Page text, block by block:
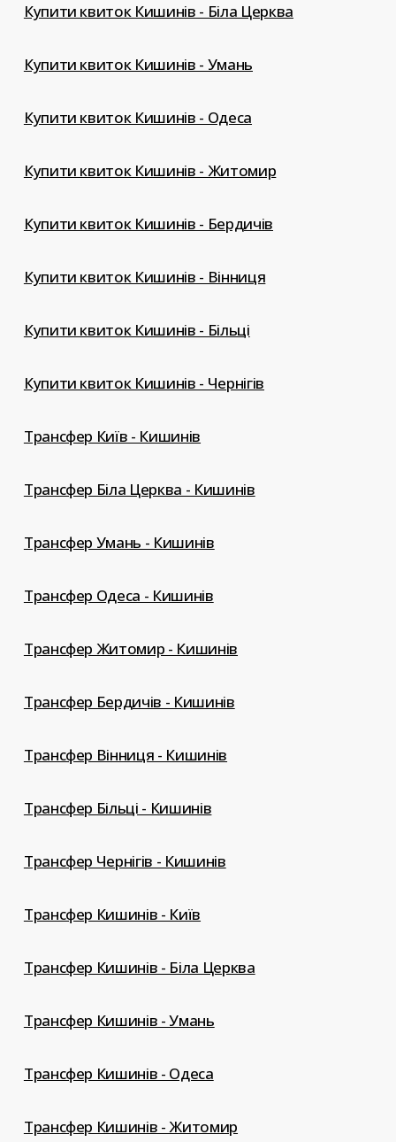
Купити квиток Кишинів - Біла Церква
Купити квиток Кишинів - Умань
Купити квиток Кишинів - Одеса
Купити квиток Кишинів - Житомир
Купити квиток Кишинів - Бердичів
Купити квиток Кишинів - Вінниця
Купити квиток Кишинів - Більці
Купити квиток Кишинів - Чернігів
Трансфер Київ - Кишинів
Трансфер Біла Церква - Кишинів
Трансфер Умань - Кишинів
Трансфер Одеса - Кишинів
Трансфер Житомир - Кишинів
Трансфер Бердичів - Кишинів
Трансфер Вінниця - Кишинів
Трансфер Більці - Кишинів
Трансфер Чернігів - Кишинів
Трансфер Кишинів - Київ
Трансфер Кишинів - Біла Церква
Трансфер Кишинів - Умань
Трансфер Кишинів - Одеса
Трансфер Кишинів - Житомир